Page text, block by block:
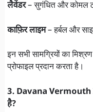
लैवेंडर– सुगंधित और कोमल
काफ़िर लाइम– हर्बल और
इन सभी सामग्रियों का
प्रोफाइल प्रदान करता है।
3. Davana Vermouth
है?